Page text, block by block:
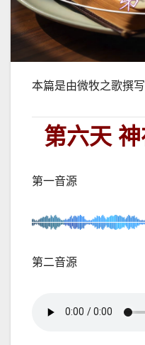
本篇是由微牧之歌撰
第六天
第一音源
第二音源